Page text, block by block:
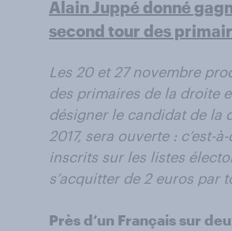
Alain Juppé donné
second tour des
Les 20 et 27 novembre
des primaires de la droite
désigner le candidat de la
2017, sera ouverte :
inscrits sur les listes
s’acquitter de 2 euros par
Près d’un Français sur